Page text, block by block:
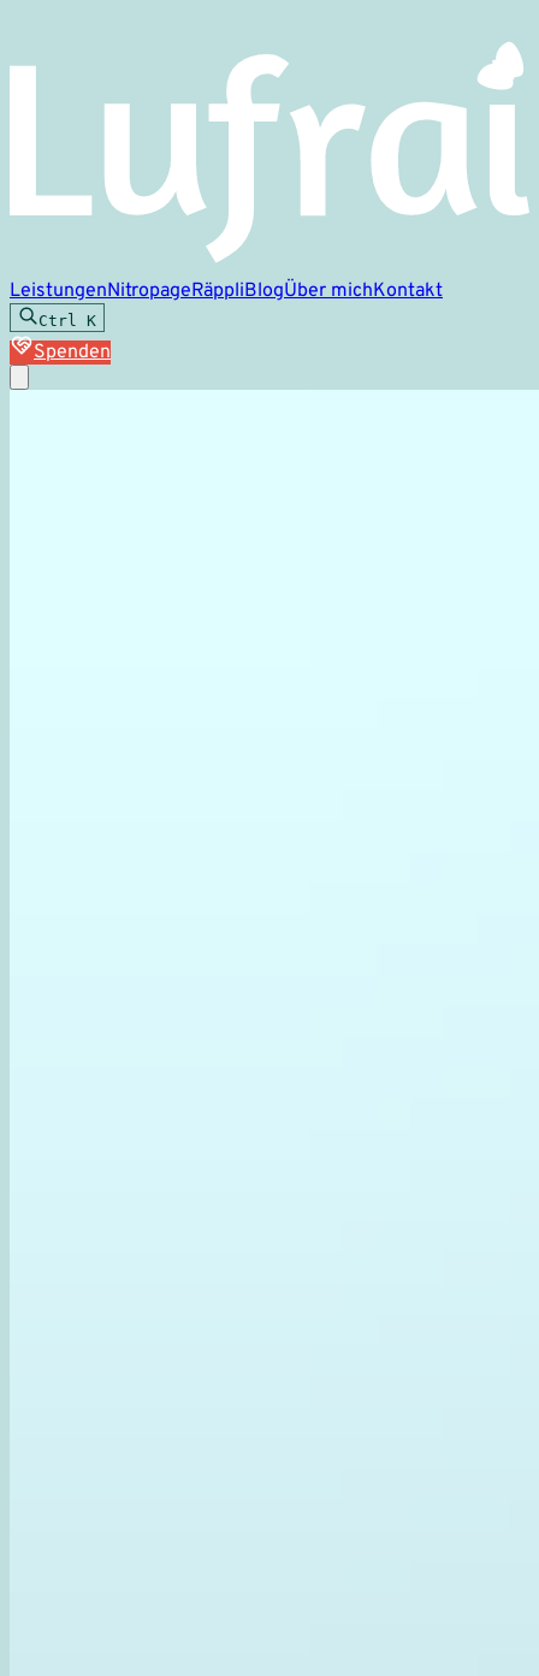
LeistungenNitropageRäppliBlogÜber michKontakt
Ctrl K
Spenden